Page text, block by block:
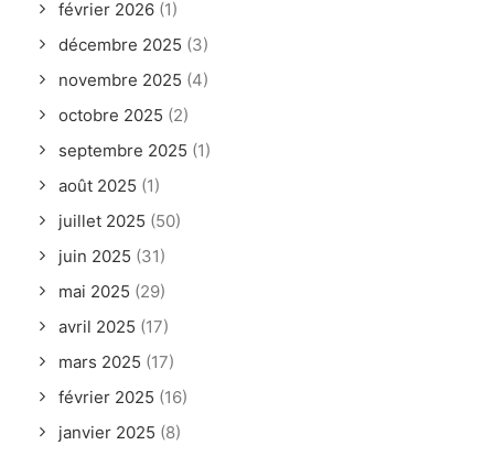
février 2026 (1)
décembre 2025 (3)
novembre 2025 (4)
octobre 2025 (2)
septembre 2025 (1)
août 2025 (1)
juillet 2025 (50)
juin 2025 (31)
mai 2025 (29)
avril 2025 (17)
mars 2025 (17)
février 2025 (16)
janvier 2025 (8)